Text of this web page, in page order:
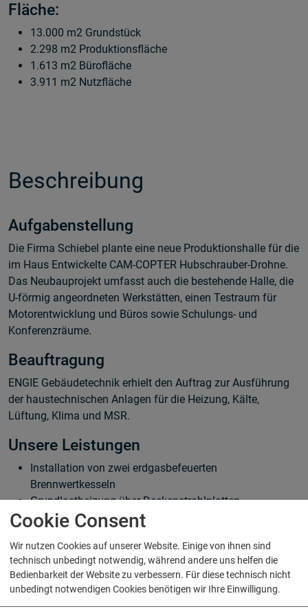
Fläche:
13.000 m2 Grundstück
2.298 m2 Produktionsfläche
1.613 m2 Bürofläche
3.911 m2 Nutzfläche
Beschreibung
Aufgabenstellung
Die Firma Schiebel plante eine neue Produktionshalle für die
im Haus Entwickelte CAM-COPTER Hubschrauber-Drohne.
Das Neubauprojekt umfasst auch die bestehende Halle, die
U-förmig angeordneten Werkstätten, einen Testraum für
Motorentwicklung und Büros sowie Schulungs- und
Konferenzräume.
Beauftragung
ENGIE Gebäudetechnik erhielt den Auftrag zur Ausführung
der haustechnischen Anlagen für die Heizung, Kälte,
Lüftung, Klima und MSR.
Unsere Leistungen
Installation von zwei erdgasbefeuerten
Brennwertkesseln
Grundlastheizung über Deckenstrahlplatten,
Fußbodenheizung, Unter- flurkonvektoren und
Kälteversorgung über einen luftgekühlten
Kaltwassersatz, Kühlbalken, Kühldecken und eine
Splitklimaanlage
Cookie Consent
Wir nutzen Cookies auf unserer Website. Einige von ihnen sind
technisch unbedingt notwendig, während andere uns helfen die
Bedienbarkeit der Website zu verbessern. Für diese technisch nicht
unbedingt notwendigen Cookies benötigen wir Ihre Einwilligung.